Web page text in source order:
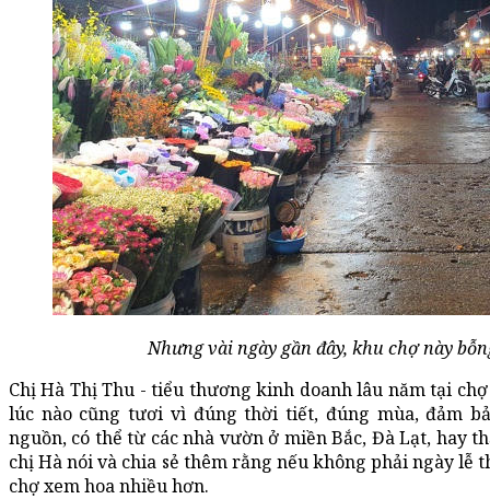
Nhưng vài ngày gần đây, khu chợ này
Chị Hà Thị Thu - tiểu thương kinh doanh lâu năm tại
lúc nào cũng tươi vì đúng thời tiết, đúng mùa, đảm
nguồn, có thể từ các nhà vườn ở miền Bắc, Đà Lạt, hay
chị Hà nói và chia sẻ thêm rằng nếu không phải ngày lễ
chợ xem hoa nhiều hơn.